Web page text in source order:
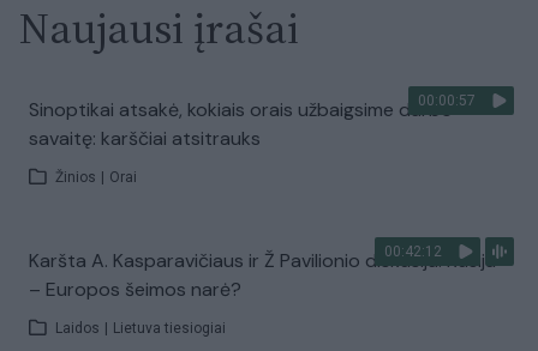
Naujausi įrašai
00:00:57
Sinoptikai atsakė, kokiais orais užbaigsime darbo
savaitę: karščiai atsitrauks
Žinios Orai
00:42:12
Karšta A. Kasparavičiaus ir Ž Pavilionio diskusija: Rusija
– Europos šeimos narė?
Laidos Lietuva tiesiogiai